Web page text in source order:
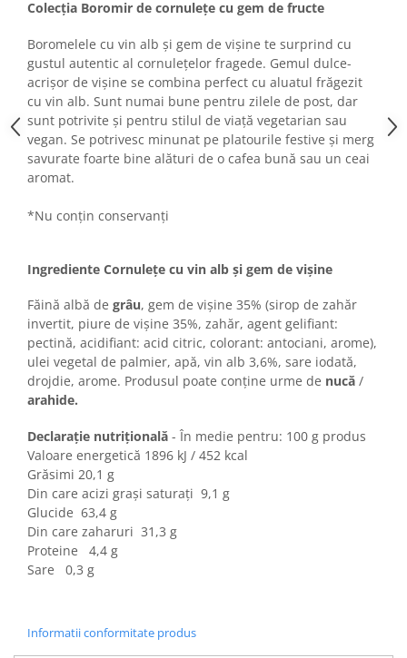
Turta dulce
Turta dulce de Sibiu
Turta dulce cu miere
Croissant
Croissant Duofino
Croissant cu maia
Cornulete
Boromele
Pasca Fresh
Cereale
Paine
Paine ambalata
Chifle
Colaci festivi
Snack-uri sărate
Covrigi cu ulei de masline
Covrigi de Buzau
Grisine
Crochete
Produse de gătit
Malai
Colecția Boromir de cornulețe cu gem de fructe
Boromelele cu vin alb și gem de vișine te surprind cu
gustul autentic al cornulețelor fragede. Gemul dulce-
acrișor de vișine se combina perfect cu aluatul frăgezit
cu vin alb. Sunt numai bune pentru zilele de post, dar
sunt potrivite și pentru stilul de viață vegetarian sau
vegan. Se potrivesc minunat pe platourile festive și merg
savurate foarte bine alături de o cafea bună sau un ceai
aromat.
*Nu conțin conservanți
Ingrediente Cornulețe cu vin alb și gem de vișine
Făină albă de grâu, gem de vișine 35% (sirop de zahăr
invertit, piure de vișine 35%, zahăr, agent gelifiant:
pectină, acidifiant: acid citric, colorant: antociani, arome),
ulei vegetal de palmier, apă, vin alb 3,6%, sare iodată,
drojdie, arome. Produsul poate conține urme de nucă /
arahide.
Declarație nutrițională - În medie pentru: 100 g produs
Valoare energetică 1896 kJ / 452 kcal
Grăsimi 20,1 g
Din care acizi grași saturați 9,1 g
Glucide 63,4 g
Din care zaharuri 31,3 g
Proteine 4,4 g
Sare 0,3 g
Informatii conformitate produs